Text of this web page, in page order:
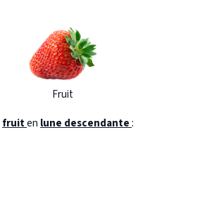
Fruit
fruiten lune descendante: